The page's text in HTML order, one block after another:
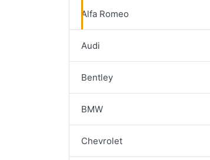
Alfa Romeo
Audi
Bentley
BMW
Chevrolet